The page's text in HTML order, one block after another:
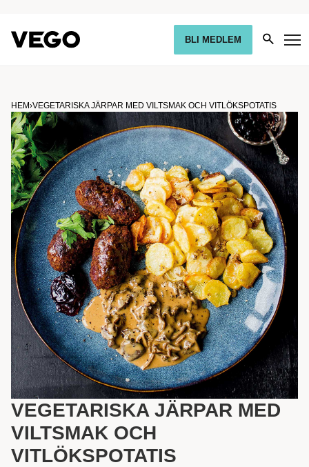
BLI MEDLEM
HEM›VEGETARISKA JÄRPAR MED VILTSMAK OCH VITLÖKSPOTATIS
VEGETARISKA JÄRPAR MED
VILTSMAK OCH
VITLÖKSPOTATIS